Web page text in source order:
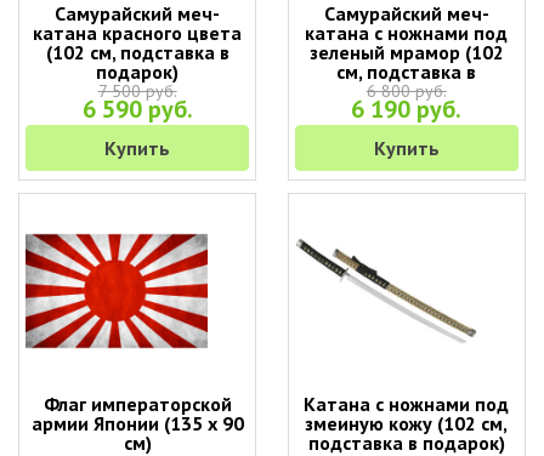
Самурайский меч-
катана красного цвета
(102 см, подставка в
подарок)
7 500 руб.
6 590 руб.
Купить
Самурайский меч-
катана с ножнами под
зеленый мрамор (102
см, подставка в
подарок)
6 800 руб.
6 190 руб.
Купить
Флаг императорской
армии Японии (135 х 90
см)
Катана с ножнами под
змеиную кожу (102 см,
подставка в подарок)